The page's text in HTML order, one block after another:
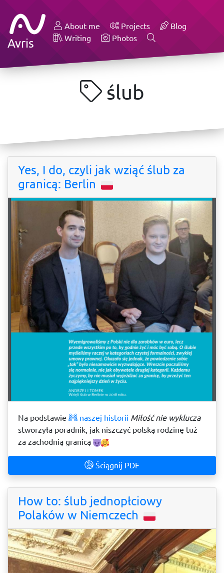
Avris
About me Projects
Blog
Writing
Photos
ślub
Yes, I do, czyli jak wziąć ślub za
granicą: Berlin
Na podstawie naszej historii Miłość nie wyklucza
stworzyła poradnik, jak niszczyć polską rodzinę tuż
za zachodnią granicą
Ściągnij PDF
How to: ślub jednopłciowy
Polaków w Niemczech